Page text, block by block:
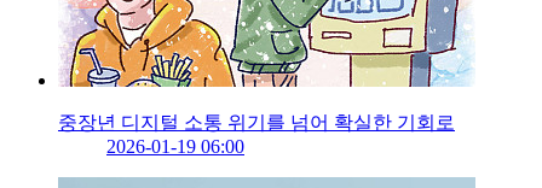
중장년 디지털 소통 위기를 넘어 확실한 기회로
2026-01-19 06:00